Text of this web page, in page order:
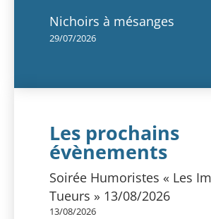
Nichoirs à mésanges
29/07/2026
Les prochains
évènements
Soirée Humoristes « Les
Tueurs » 13/08/2026
13/08/2026